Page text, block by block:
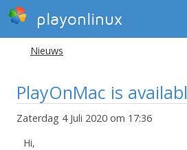
playonlinux
Nieuws
PlayOnMac is
Zaterdag 4 Juli 2020 om 17:36
Hi,